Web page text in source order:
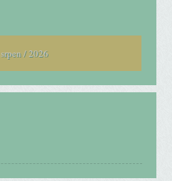
srpen / 2026